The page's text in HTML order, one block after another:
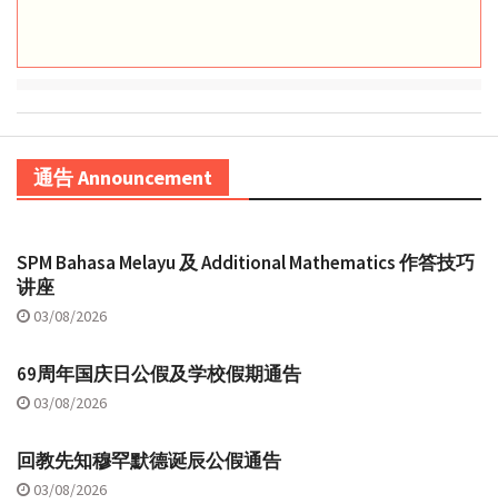
通告 Announcement
SPM Bahasa Melayu 及 Additional Mathematics 作答技巧
讲座
03/08/2026
69周年国庆日公假及学校假期通告
03/08/2026
回教先知穆罕默德诞辰公假通告
03/08/2026